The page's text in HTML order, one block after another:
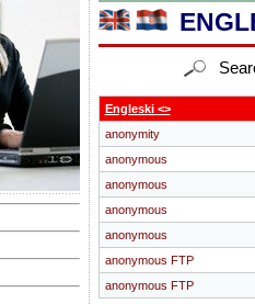
Engleski <>
anonymity
anonymous
anonymous
anonymous
anonymous
anonymous FTP
anonymous FTP